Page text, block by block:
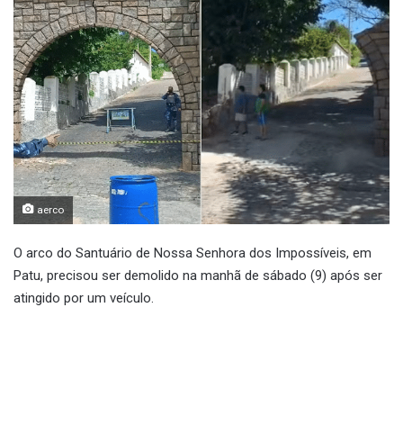
aerco
O arco do Santuário de Nossa Senhora dos Impossíveis, em
Patu, precisou ser demolido na manhã de sábado (9) após ser
atingido por um veículo.